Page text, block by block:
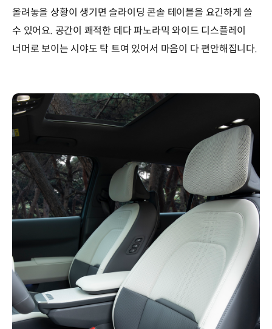
올려놓을 상황이 생기면 슬라이딩 콘솔 테이블을 요긴하게 쓸
수 있어요. 공간이 쾌적한 데다 파노라믹 와이드 디스플레이
너머로 보이는 시야도 탁 트여 있어서 마음이 다 편안해집니다.